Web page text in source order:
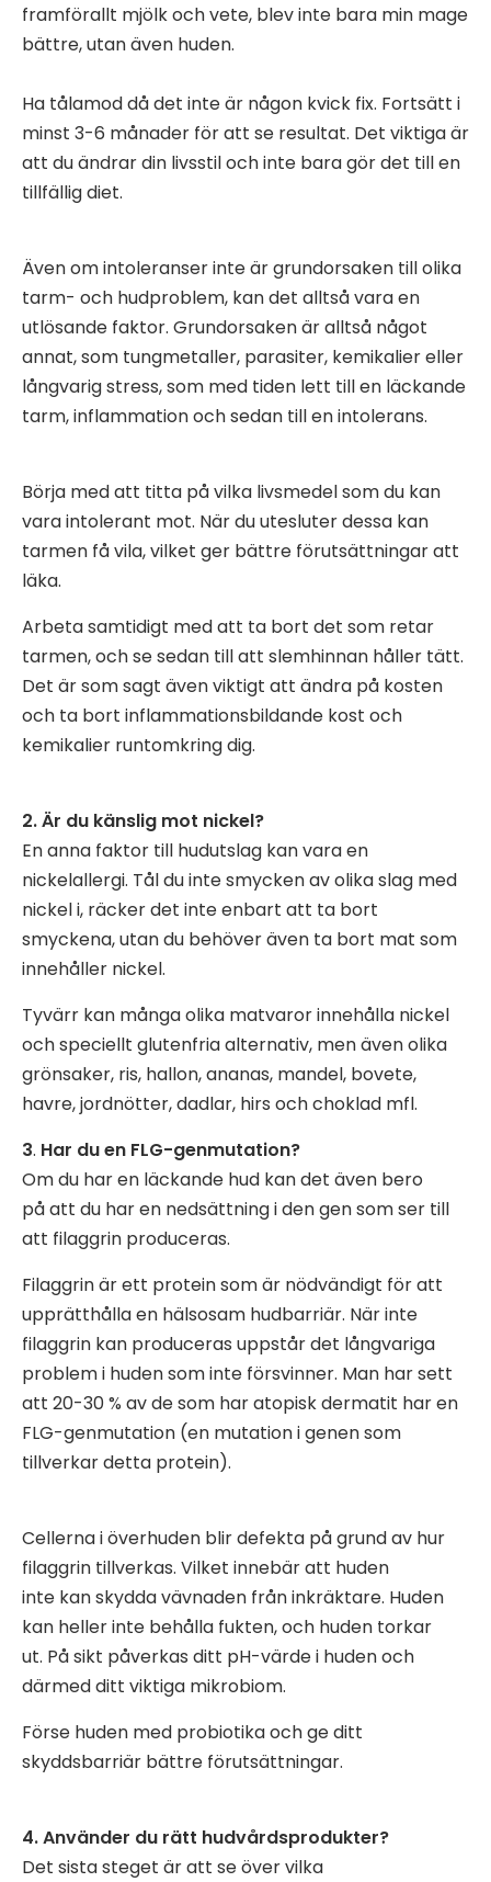
framförallt mjölk och vete, blev inte bara min mage
bättre, utan även huden.
Ha tålamod då det inte är någon kvick fix. Fortsätt i
minst 3-6 månader för att se resultat. Det viktiga är
att du ändrar din livsstil och inte bara gör det till en
tillfällig diet.
Även om intoleranser inte är grundorsaken till olika
tarm- och hudproblem, kan det alltså vara en
utlösande faktor. Grundorsaken är alltså något
annat, som tungmetaller, parasiter, kemikalier eller
långvarig stress, som med tiden lett till en läckande
tarm, inflammation och sedan till en intolerans.
Börja med att titta på vilka livsmedel som du kan
vara intolerant mot. När du utesluter dessa kan
tarmen få vila, vilket ger bättre förutsättningar att
läka.
Arbeta samtidigt med att ta bort det som retar
tarmen, och se sedan till att slemhinnan håller tätt.
Det är som sagt även viktigt att ändra på kosten
och ta bort inflammationsbildande kost och
kemikalier runtomkring dig.
2. Är du känslig mot nickel?
En anna faktor till hudutslag kan vara en
nickelallergi. Tål du inte smycken av olika slag med
nickel i, räcker det inte enbart att ta bort
smyckena, utan du behöver även ta bort mat som
innehåller nickel.
Tyvärr kan många olika matvaror innehålla nickel
och speciellt glutenfria alternativ, men även olika
grönsaker, ris, hallon, ananas, mandel, bovete,
havre, jordnötter, dadlar, hirs och choklad mfl.
3. Har du en FLG-genmutation?
Om du har en läckande hud kan det även bero
på att du har en nedsättning i den gen som ser till
att filaggrin produceras.
Filaggrin är ett protein som är nödvändigt för att
upprätthålla en hälsosam hudbarriär. När inte
filaggrin kan produceras uppstår det långvariga
problem i huden som inte försvinner. Man har sett
att 20-30 % av de som har atopisk dermatit har en
FLG-genmutation (en mutation i genen som
tillverkar detta protein).
Cellerna i överhuden blir defekta på grund av hur
filaggrin tillverkas. Vilket innebär att huden
inte kan skydda vävnaden från inkräktare. Huden
kan heller inte behålla fukten, och huden torkar
ut. På sikt påverkas ditt pH-värde i huden och
därmed ditt viktiga mikrobiom.
Förse huden med probiotika och ge ditt
skyddsbarriär bättre förutsättningar.
4. Använder du rätt hudvårdsprodukter?
Det sista steget är att se över vilka